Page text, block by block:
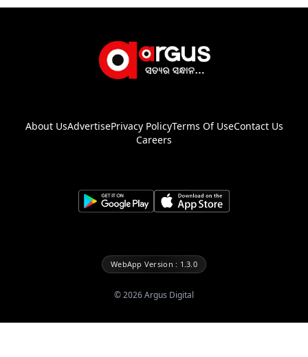
About UsAdvertisePrivacy PolicyTerms Of UseContact Us
Careers
WebApp Version : 1.3.0
©2026Argus Digital